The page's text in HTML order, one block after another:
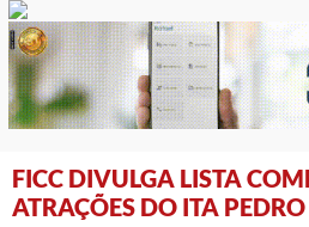
FICC DIVULGA LISTA
ATRAÇÕES DO ITA